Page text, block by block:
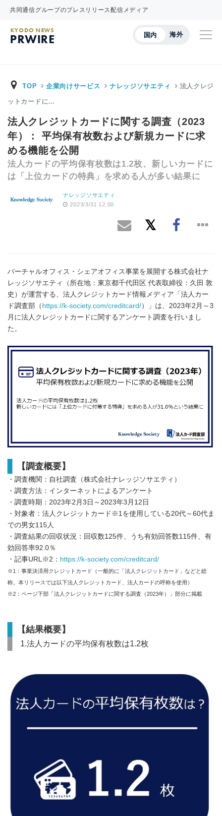
共同通信グループのプレスリリース配信メディア
国内 海外
KYODO NEWS
PRWIRE
TOP 企業向けサービス ナレッジソサエティ 法人クレジ
ットカードに…
法人クレジットカードに関する調査（2023
年）： 平均保有枚数および新規カードに求
める機能を公開
法人カードの平均保有枚数は1.2枚、新しいカードに
は「上位カードの特典」を求める人が多い結果に
ナレッジソサエティ
2023/3/31 12:00
バーチャルオフィス・シェアオフィス事業を展開する株式会社ナ
レッジソサエティ（所在地：東京都千代田区 代表取締役：久田 敦
史）が運営する、法人クレジットカード情報メディア「法人カー
ド調査部（ https://k-society.com/creditcard/）」は、2023年2月～3
月に法人クレジットカードに関するアンケート調査を行いまし
た。
【調査概要】
・調査機関：自社調査（株式会社ナレッジソサエティ）
・調査方法：インターネットによるアンケート
・調査時期：2023年2月3日～2023年3月12日
・対象者：法人クレジットカード※1を使用している20代～60代ま
での男女115人
・調査結果の回収状況：回収数125件、うち有効回答数115件、有
効回答率92.0％
・記事URL※2： https://k-society.com/creditcard/
※1：事業決済用クレジットカード（一般的に「法人クレジットカード」などと総
称。本リリースでは以下法人クレジットカード、法人カードの呼称を使用）
※2：ページ下部「法人クレジットカードに関する調査（2023年）」部分に掲載
【結果概要】
1.法人カードの平均保有枚数は1.2枚